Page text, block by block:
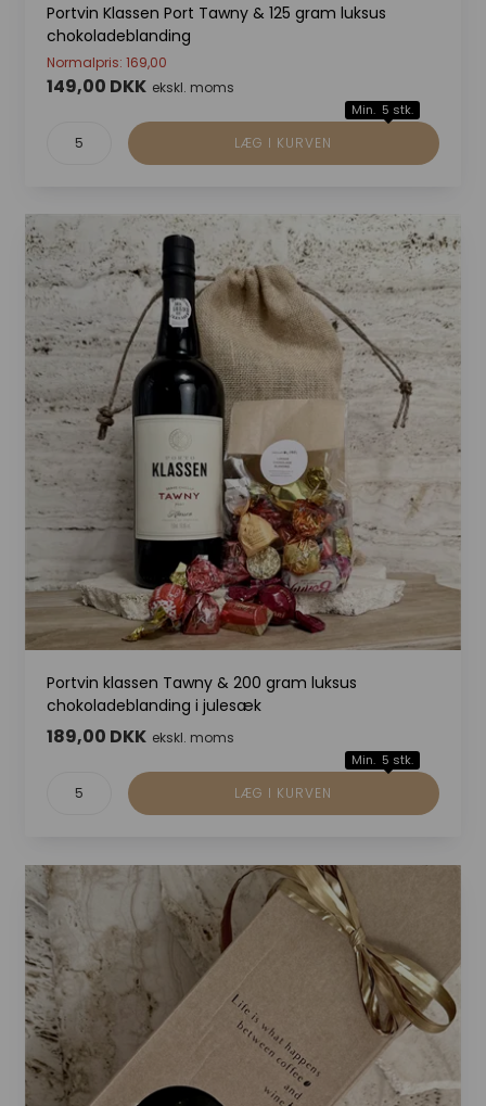
Portvin Klassen Port Tawny & 125 gram luksus
chokoladeblanding
Normalpris: 169,00
149,00 DKK ekskl. moms
Min. 5 stk.
Portvin klassen Tawny & 200 gram luksus
chokoladeblanding i julesæk
189,00 DKK ekskl. moms
Min. 5 stk.